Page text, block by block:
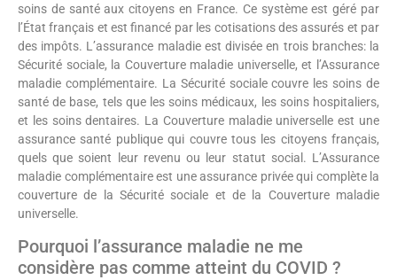
soins de santé aux citoyens en France. Ce système est géré par
l’État français et est financé par les cotisations des assurés et par
des impôts. L’assurance maladie est divisée en trois branches: la
Sécurité sociale, la Couverture maladie universelle, et l’Assurance
maladie complémentaire. La Sécurité sociale couvre les soins de
santé de base, tels que les soins médicaux, les soins hospitaliers,
et les soins dentaires. La Couverture maladie universelle est une
assurance santé publique qui couvre tous les citoyens français,
quels que soient leur revenu ou leur statut social. L’Assurance
maladie complémentaire est une assurance privée qui complète la
couverture de la Sécurité sociale et de la Couverture maladie
universelle.
Pourquoi l’assurance maladie ne me
considère pas comme atteint du COVID ?